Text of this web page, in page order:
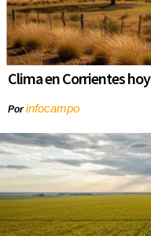
Clima en Corrientes
Porinfocampo